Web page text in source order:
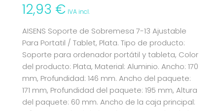
12,93 € IVA incl.
AISENS Soporte de Sobremesa 7-13 Ajustable
Para Portatil / Tablet, Plata. Tipo de producto:
Soporte para ordenador portátil y tableta, Color
del producto: Plata, Material: Aluminio. Ancho: 170
mm, Profundidad: 146 mm. Ancho del paquete:
171 mm, Profundidad del paquete: 195 mm, Altura
del paquete: 60 mm. Ancho de la caja principal: